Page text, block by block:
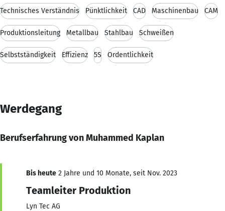
Technisches Verständnis Pünktlichkeit CAD Maschinenbau CAM
Produktionsleitung Metallbau Stahlbau Schweißen
Selbstständigkeit Effizienz 5S Ordentlichkeit
Werdegang
Berufserfahrung von Muhammed Kaplan
Bis heute 2 Jahre und 10 Monate, seit Nov. 2023
Teamleiter Produktion
Lyn Tec AG